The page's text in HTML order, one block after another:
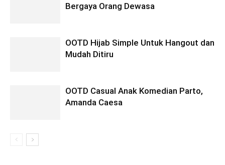
Bergaya Orang Dewasa
OOTD Hijab Simple Untuk Hangout dan
Mudah Ditiru
OOTD Casual Anak Komedian Parto,
Amanda Caesa